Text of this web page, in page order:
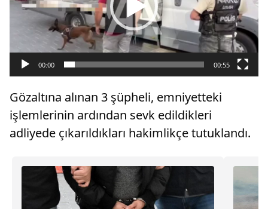
00:00 00:55
Gözaltına alınan 3 şüpheli, emniyetteki
işlemlerinin ardından sevk edildikleri
adliyede çıkarıldıkları hakimlikçe tutuklandı.